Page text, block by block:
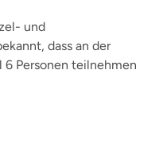
und
dass an der
6 Personen teilnehmen